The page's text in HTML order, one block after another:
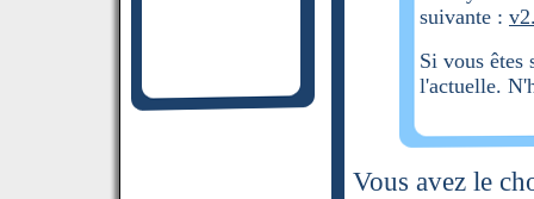
suivante :
Si vous êtes
l'actuelle.
Vous avez le